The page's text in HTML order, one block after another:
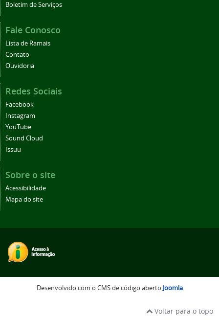
Boletim de Serviços
Fale Conosco
Lista de Ramais
Contato
Ouvidoria
Redes Sociais
Facebook
Instagram
YouTube
Sound Cloud
Issuu
Sobre o site
Acessibilidade
Mapa do site
Desenvolvido com o CMS de código abertoJoomla
Voltar para o topo